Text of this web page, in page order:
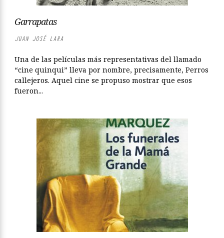
Garrapatas
JUAN JOSÉ LARA
Una de las películas más representativas del llamado
“cine quinqui” lleva por nombre, precisamente, Perros
callejeros. Aquel cine se propuso mostrar que esos
fueron...